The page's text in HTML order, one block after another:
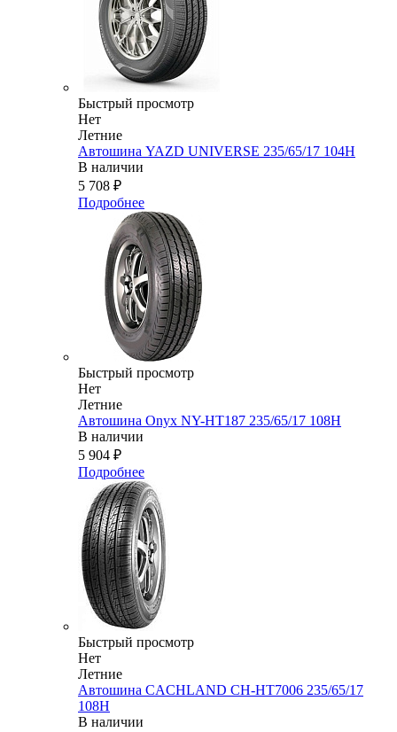
Быстрый просмотр
Нет
Летние
Автошина YAZD UNIVERSE 235/65/17 104H
В наличии
5 708 ₽
Подробнее
Быстрый просмотр
Нет
Летние
Автошина Onyx NY-HT187 235/65/17 108H
В наличии
5 904 ₽
Подробнее
Быстрый просмотр
Нет
Летние
Автошина CACHLAND CH-HT7006 235/65/17
108H
В наличии